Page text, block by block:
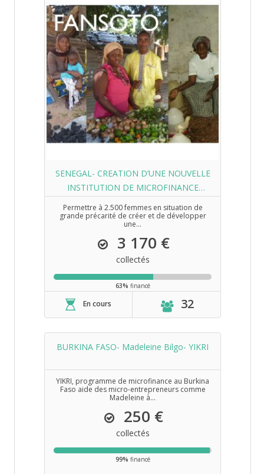
SENEGAL- CREATION D’UNE NOUVELLE
INSTITUTION DE MICROFINANCE
SOCIALE
Permettre à 2.500 femmes en situation de
grande précarité de créer et de développer
une...
3 170 €
collectés
63% financé
En cours 32
BURKINA FASO- Madeleine Bilgo- YIKRI
YIKRI, programme de microfinance au Burkina
Faso aide des micro-entrepreneurs comme
Madeleine à...
250 €
collectés
99% financé